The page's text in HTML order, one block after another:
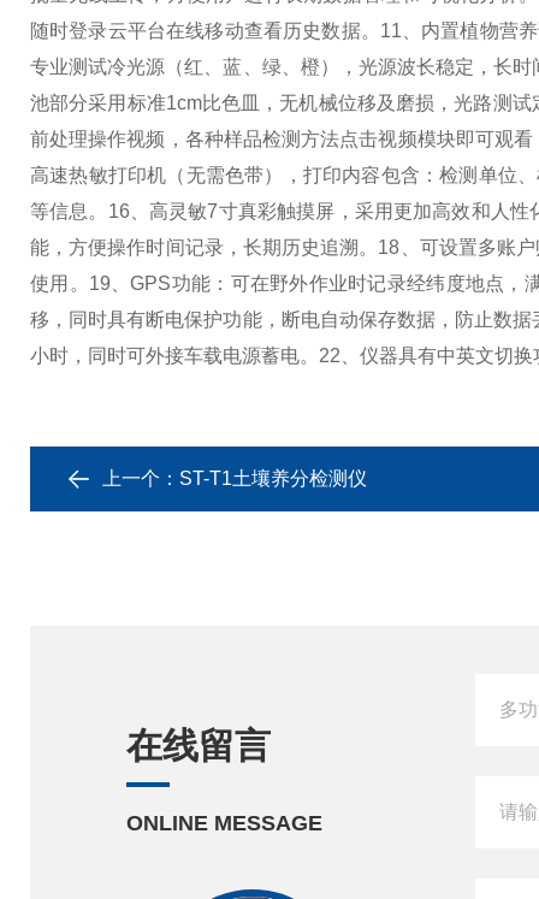
随时登录云平台在线移动查看历史数据。 11、内置植物营
专业测试冷光源（红、蓝、绿、橙），光源波长稳定，长
池部分采用标准1cm比色皿，无机械位移及磨损，光路测
前处理操作视频，各种样品检测方法点击视频模块即可观
高速热敏打印机（无需色带），打印内容包含：检测单位
等信息。 16、高灵敏7寸真彩触摸屏，采用更加高效和人
能，方便操作时间记录，长期历史追溯。 18、可设置多账
使用。 19、GPS功能：可在野外作业时记录经纬度地点，
移，同时具有断电保护功能，断电自动保存数据，防止数据
小时，同时可外接车载电源蓄电。 22、仪器具有中英文切
上一个： ST-T1土壤养分检测仪
在线留言
ONLINE MESSAGE